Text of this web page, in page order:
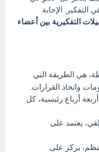
الإجابة
التفكيرية بين أعضاء
هي الطريقة التي
واتخاذ القرارات.
أرباع رئيسية، كل
يعتمد على
يركز على